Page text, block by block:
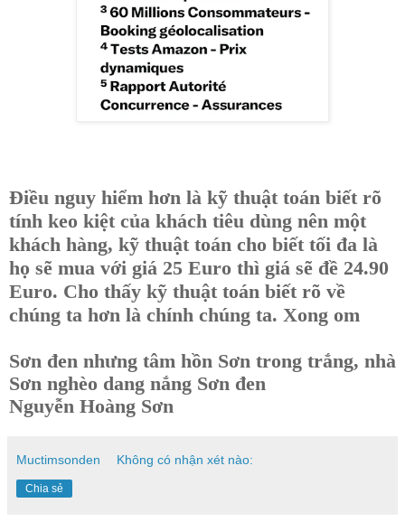
Điều nguy hiểm hơn là kỹ thuật toán biết rõ
tính keo kiệt của khách tiêu dùng nên một
khách hàng, kỹ thuật toán cho biết tối đa là
họ sẽ mua với giá 25 Euro thì giá sẽ đề 24.90
Euro. Cho thấy kỹ thuật toán biết rõ về
chúng ta hơn là chính chúng ta. Xong om
Sơn đen nhưng tâm hồn Sơn trong trắng, nhà
Sơn nghèo dang nắng Sơn đen
Nguyễn Hoàng Sơn
Muctimsonden Không có nhận xét nào:
Chia sẻ